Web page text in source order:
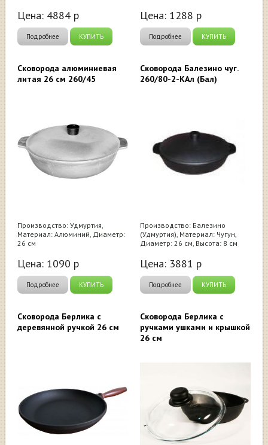
Цена: 4884 р
Подробнее КУПИТЬ
Цена: 1288 р
Подробнее КУПИТЬ
Сковорода алюминиевая
литая 26 см 260/45
Производство: Удмуртия,
Материал: Алюминий, Диаметр:
26 см
Цена: 1090 р
Подробнее КУПИТЬ
Сковорода Балезино чуг.
260/80-2-КАл (Бал)
Производство: Балезино
(Удмуртия), Материал: Чугун,
Диаметр: 26 см, Высота: 8 см
Цена: 3881 р
Подробнее КУПИТЬ
Сковорода Берлика с
деревянной ручкой 26 см
Сковорода Берлика с
ручками ушками и крышкой
26 см